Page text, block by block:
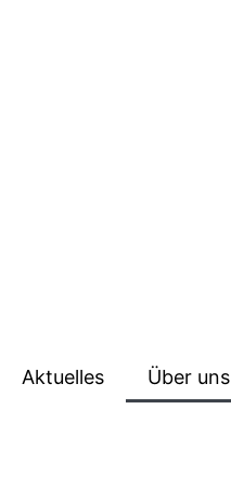
Aktuelles Über uns